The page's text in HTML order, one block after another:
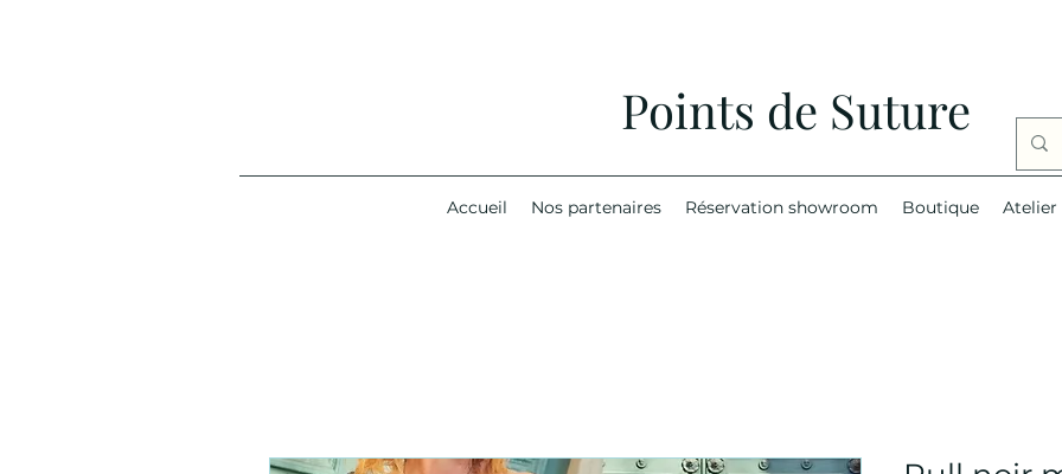
Points de Suture
Accueil Nos partenaires Réservation showroom Boutique Atelier